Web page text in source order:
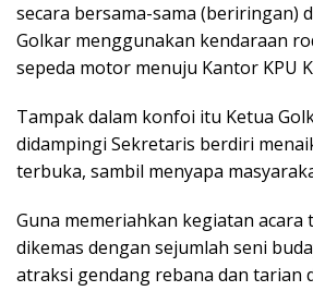
secara bersama-sama (beriringan)
Golkar menggunakan kendaraan
sepeda motor menuju Kantor KPU
Tampak dalam konfoi itu Ketua
didampingi Sekretaris berdiri
terbuka, sambil menyapa
Guna memeriahkan kegiatan acara
dikemas dengan sejumlah seni
atraksi gendang rebana dan tarian